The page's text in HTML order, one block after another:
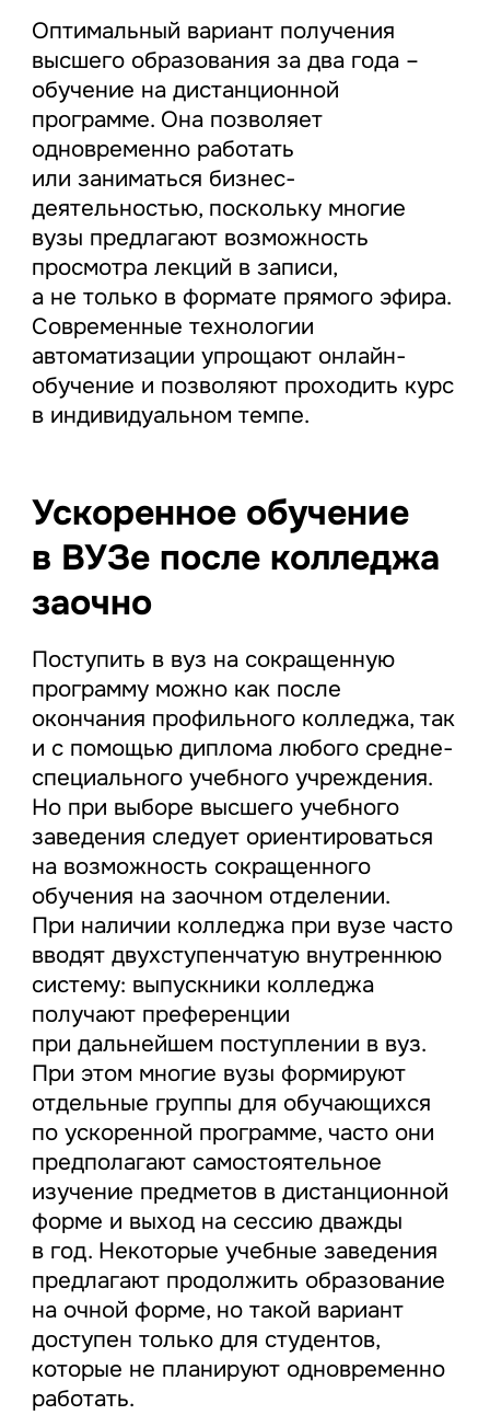
Оптимальный вариант получения
высшего образования за два года –
обучение на дистанционной
программе. Она позволяет
одновременно работать
или заниматься бизнес-
деятельностью, поскольку многие
вузы предлагают возможность
просмотра лекций в записи,
а не только в формате прямого эфира.
Современные технологии
автоматизации упрощают онлайн-
обучение и позволяют проходить курс
в индивидуальном темпе.
Ускоренное обучение
в ВУЗе после колледжа
заочно
Поступить в вуз на сокращенную
программу можно как после
окончания профильного колледжа, так
и с помощью диплома любого средне-
специального учебного учреждения.
Но при выборе высшего учебного
заведения следует ориентироваться
на возможность сокращенного
обучения на заочном отделении.
При наличии колледжа при вузе часто
вводят двухступенчатую внутреннюю
систему: выпускники колледжа
получают преференции
при дальнейшем поступлении в вуз.
При этом многие вузы формируют
отдельные группы для обучающихся
по ускоренной программе, часто они
предполагают самостоятельное
изучение предметов в дистанционной
форме и выход на сессию дважды
в год. Некоторые учебные заведения
предлагают продолжить образование
на очной форме, но такой вариант
доступен только для студентов,
которые не планируют одновременно
работать.